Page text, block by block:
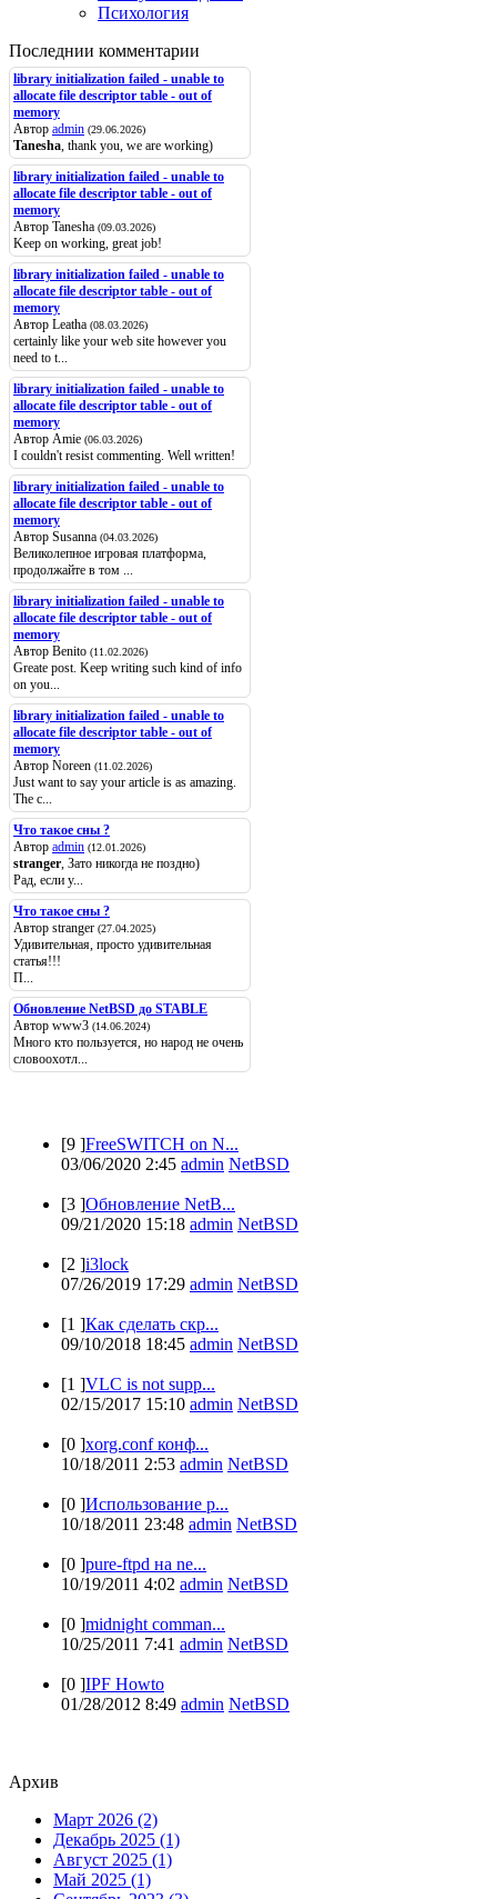
Психология
Последнии комментарии
library initialization failed - unable to
allocate file descriptor table - out of
memory
Автор admin (29.06.2026)
Tanesha, thank you, we are working)
library initialization failed - unable to
allocate file descriptor table - out of
memory
Автор Tanesha (09.03.2026)
Keep on working, great job!
library initialization failed - unable to
allocate file descriptor table - out of
memory
Автор Leatha (08.03.2026)
certainly like your web site however you
need to t...
library initialization failed - unable to
allocate file descriptor table - out of
memory
Автор Amie (06.03.2026)
I couldn't resist commenting. Well written!
library initialization failed - unable to
allocate file descriptor table - out of
memory
Автор Susanna (04.03.2026)
Великолепное игровая платформа,
продолжайте в том ...
library initialization failed - unable to
allocate file descriptor table - out of
memory
Автор Benito (11.02.2026)
Greate post. Keep writing such kind of info
on you...
library initialization failed - unable to
allocate file descriptor table - out of
memory
Автор Noreen (11.02.2026)
Just want to say your article is as amazing.
The c...
Что такое сны ?
Автор admin (12.01.2026)
stranger, Зато никогда не поздно)
Рад, если у...
Что такое сны ?
Автор stranger (27.04.2025)
Удивительная, просто удивительная
статья!!!
П...
Обновление NetBSD до STABLE
Автор www3 (14.06.2024)
Много кто пользуется, но народ не очень
словоохотл...
[9 ]FreeSWITCH on N...
03/06/2020 2:45 admin NetBSD
[3 ]Обновление NetB...
09/21/2020 15:18 admin NetBSD
[2 ]i3lock
07/26/2019 17:29 admin NetBSD
[1 ]Как сделать скр...
09/10/2018 18:45 admin NetBSD
[1 ]VLC is not supp...
02/15/2017 15:10 admin NetBSD
[0 ]xorg.conf конф...
10/18/2011 2:53 admin NetBSD
[0 ]Использование p...
10/18/2011 23:48 admin NetBSD
[0 ]pure-ftpd на ne...
10/19/2011 4:02 admin NetBSD
[0 ]midnight comman...
10/25/2011 7:41 admin NetBSD
[0 ]IPF Howto
01/28/2012 8:49 admin NetBSD
Архив
Март 2026 (2)
Декабрь 2025 (1)
Август 2025 (1)
Май 2025 (1)